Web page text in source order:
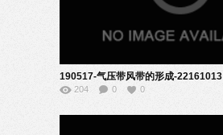
190517-气压带风带的形成-22161013
204 0 0